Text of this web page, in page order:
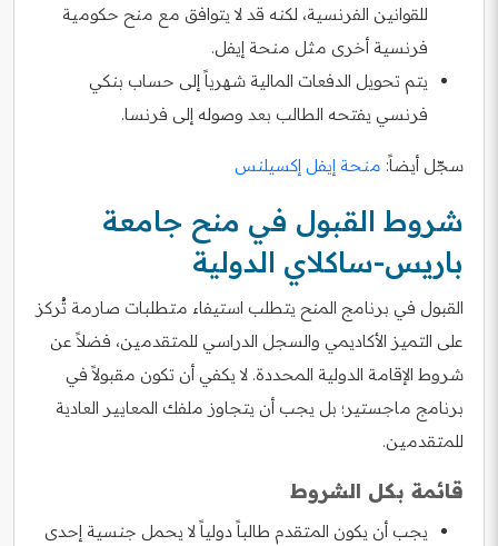
للقوانين الفرنسية، لكنه قد لا يتوافق مع منح حكومية
فرنسية أخرى مثل منحة إيفل.
يتم تحويل الدفعات المالية شهرياً إلى حساب بنكي
فرنسي يفتحه الطالب بعد وصوله إلى فرنسا.
سجّل أيضاً: منحة إيفل إكسيلنس
شروط القبول في منح جامعة
باريس-ساكلاي الدولية
القبول في برنامج المنح يتطلب استيفاء متطلبات صارمة تُركز
على التميز الأكاديمي والسجل الدراسي للمتقدمين، فضلاً عن
شروط الإقامة الدولية المحددة. لا يكفي أن تكون مقبولاً في
برنامج ماجستير؛ بل يجب أن يتجاوز ملفك المعايير العادية
للمتقدمين.
قائمة بكل الشروط
يجب أن يكون المتقدم طالباً دولياً لا يحمل جنسية إحدى